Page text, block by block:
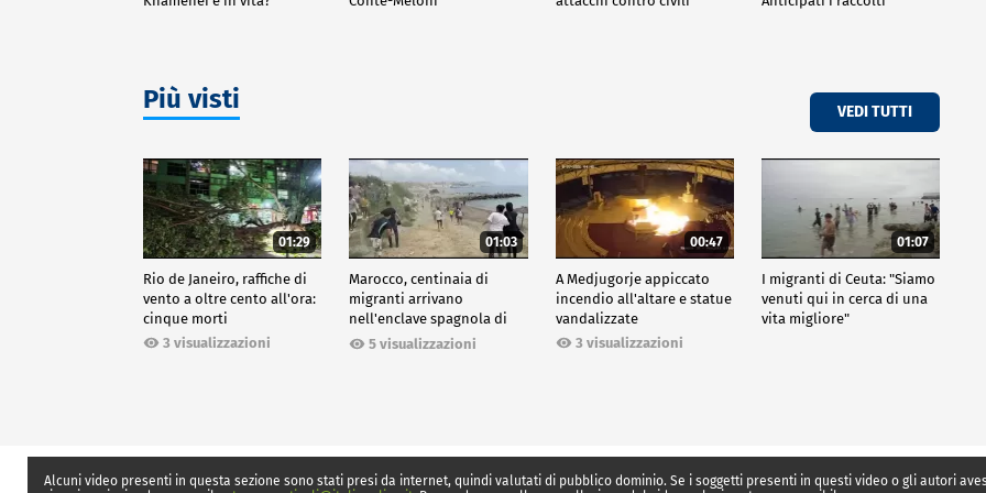
Più visti VEDI TUTTI
01:29
Rio de Janeiro, raffiche di
vento a oltre cento all'ora:
cinque morti
3 visualizzazioni
01:03
Marocco, centinaia di
migranti arrivano
nell'enclave spagnola di
Ceuta5 visualizzazioni
00:47
A Medjugorje appiccato
incendio all'altare e statue
vandalizzate
3 visualizzazioni
01:07
I migranti di Ceuta: "Siamo
venuti qui in cerca di una
vita migliore"
Alcuni video presenti in questa sezione sono stati presi da internet, quindi valutati di pubblico dominio. Se i soggetti presenti in questi video o gli autori